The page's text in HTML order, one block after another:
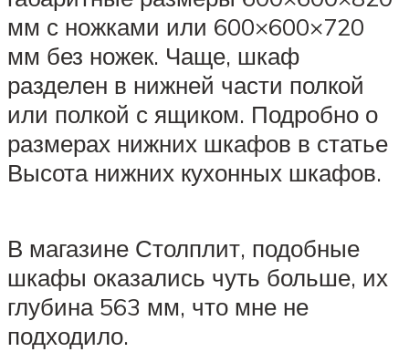
мм с ножками или 600×600×720
мм без ножек. Чаще, шкаф
разделен в нижней части полкой
или полкой с ящиком. Подробно о
размерах нижних шкафов в статье
Высота нижних кухонных шкафов.
В магазине Столплит, подобные
шкафы оказались чуть больше, их
глубина 563 мм, что мне не
подходило.